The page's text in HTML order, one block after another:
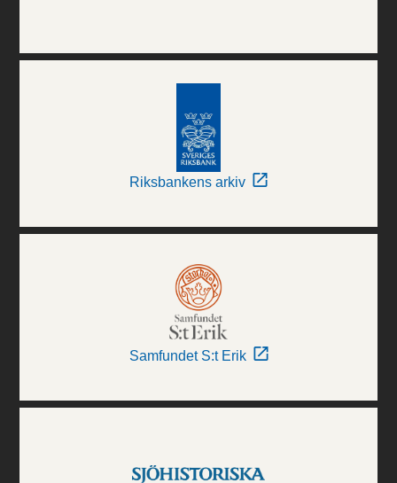
Riksbankens arkiv
Samfundet S:t Erik